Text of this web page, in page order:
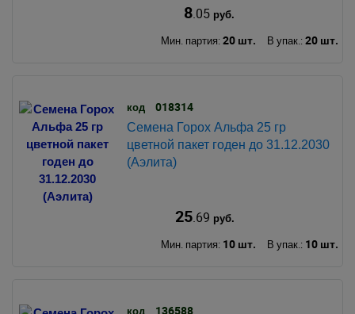
8.05руб.
Мин. партия: 20 шт. В упак.: 20 шт.
код 018314
Семена Горох Альфа 25 гр
цветной пакет годен до 31.12.2030
(Аэлита)
25.69 руб.
Мин. партия: 10 шт. В упак.: 10 шт.
код 136588